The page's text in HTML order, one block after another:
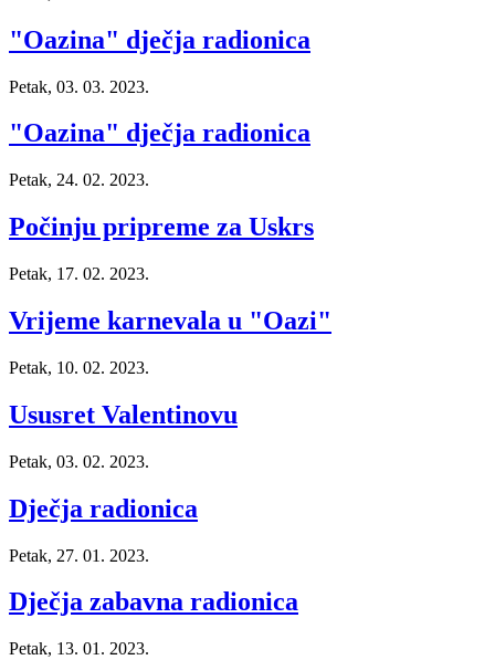
"Oazina" dječja radionica
Petak, 03. 03. 2023.
"Oazina" dječja radionica
Petak, 24. 02. 2023.
Počinju pripreme za Uskrs
Petak, 17. 02. 2023.
Vrijeme karnevala u "Oazi"
Petak, 10. 02. 2023.
Ususret Valentinovu
Petak, 03. 02. 2023.
Dječja radionica
Petak, 27. 01. 2023.
Dječja zabavna radionica
Petak, 13. 01. 2023.